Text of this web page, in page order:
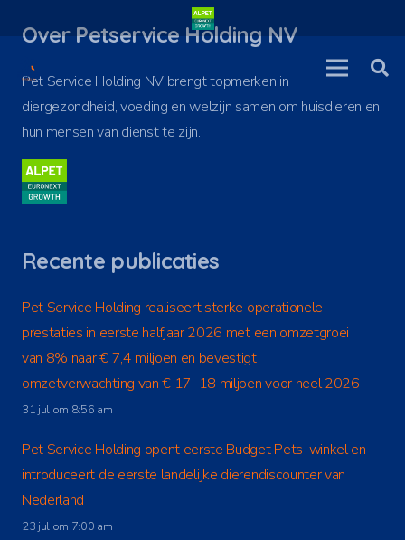
Over Petservice Holding NV
Pet Service Holding NV brengt topmerken in
diergezondheid, voeding en welzijn samen om huisdieren en
hun mensen van dienst te zijn.
Recente publicaties
Pet Service Holding realiseert sterke operationele
prestaties in eerste halfjaar 2026 met een omzetgroei
van 8% naar € 7,4 miljoen en bevestigt
omzetverwachting van € 17–18 miljoen voor heel 2026
31 jul om 8:56 am
Pet Service Holding opent eerste Budget Pets-winkel en
introduceert de eerste landelijke dierendiscounter van
Nederland
23 jul om 7:00 am